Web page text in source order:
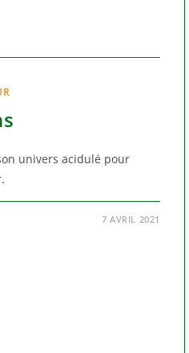
univers acidulé pour
7 AVRIL 2021